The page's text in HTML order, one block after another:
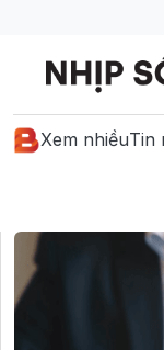
Xem nhiềuTin